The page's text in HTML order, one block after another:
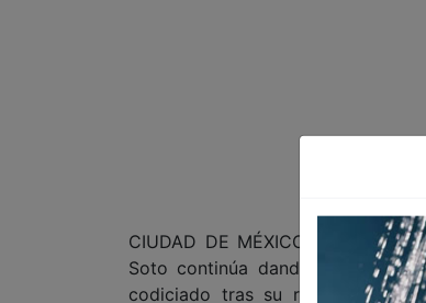
CIUDAD DE MÉXICO 9 DE
Soto continúa dando de qué
codiciado tras su ruptura con